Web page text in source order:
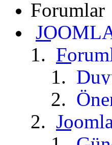
Forumlar